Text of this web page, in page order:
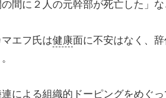
間に２人の元幹部が死亡した」な
エフ氏は健康面に不安はなく、
による組織的ドーピングをめぐ